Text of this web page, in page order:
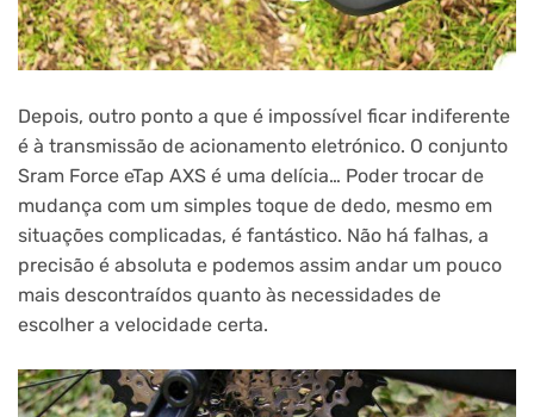
Depois, outro ponto a que é impossível ficar indiferente
é à transmissão de acionamento eletrónico. O conjunto
Sram Force eTap AXS é uma delícia… Poder trocar de
mudança com um simples toque de dedo, mesmo em
situações complicadas, é fantástico. Não há falhas, a
precisão é absoluta e podemos assim andar um pouco
mais descontraídos quanto às necessidades de
escolher a velocidade certa.